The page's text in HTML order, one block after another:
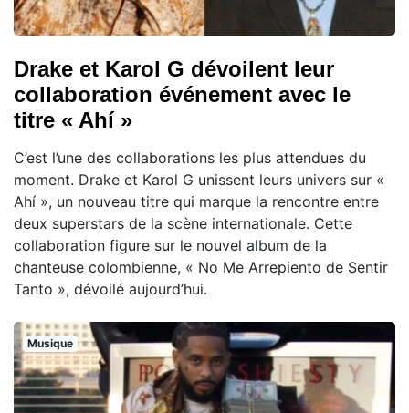
Drake et Karol G dévoilent leur
collaboration événement avec le
titre « Ahí »
C’est l’une des collaborations les plus attendues du
moment. Drake et Karol G unissent leurs univers sur «
Ahí », un nouveau titre qui marque la rencontre entre
deux superstars de la scène internationale. Cette
collaboration figure sur le nouvel album de la
chanteuse colombienne, « No Me Arrepiento de Sentir
Tanto », dévoilé aujourd’hui.
Musique